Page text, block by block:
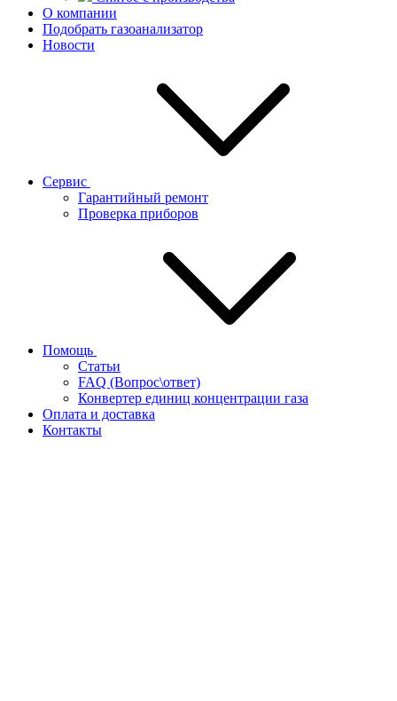
О компании
Подобрать газоанализатор
Новости
Сервис
Гарантийный ремонт
Проверка приборов
Помощь
Статьи
FAQ (Вопрос\ответ)
Конвертер единиц концентрации газа
Оплата и доставка
Контакты